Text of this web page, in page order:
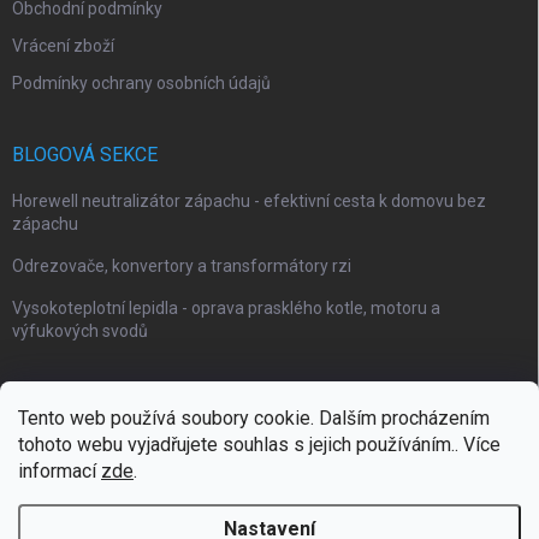
Tento web používá soubory cookie. Dalším procházením
tohoto webu vyjadřujete souhlas s jejich používáním.. Více
informací zde.
Nastavení
Obchodní podmínky
Vrácení zboží
Podmínky ochrany osobních údajů
BLOGOVÁ SEKCE
Horewell neutralizátor zápachu - efektivní cesta k domovu bez
zápachu
Odrezovače, konvertory a transformátory rzi
Vysokoteplotní lepidla - oprava prasklého kotle, motoru a
výfukových svodů
Webové stránky Impaguard Naše autokosmetika Impashield